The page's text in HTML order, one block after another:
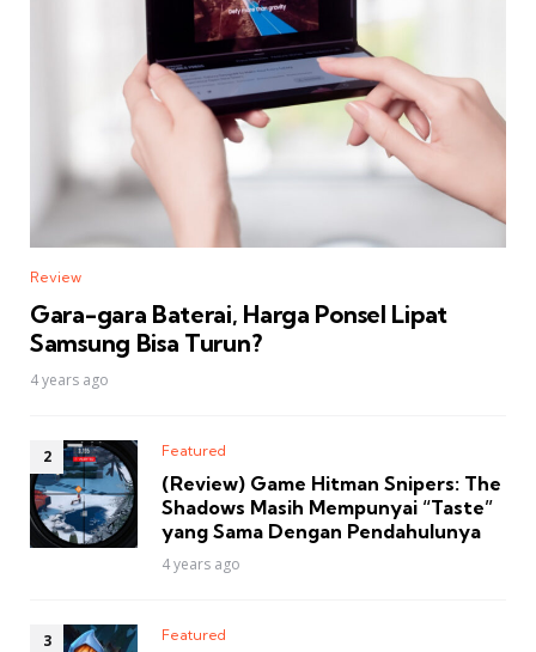
Review
Gara-gara Baterai, Harga Ponsel Lipat
Samsung Bisa Turun?
4 years ago
Featured
(Review) Game Hitman Snipers: The
Shadows Masih Mempunyai “Taste”
yang Sama Dengan Pendahulunya
4 years ago
Featured